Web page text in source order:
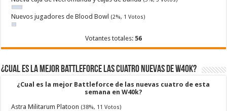
Nuevos jugadores de Blood Bowl (2%, 1 Votos)
Votantes totales: 56
¿Cual es la mejor Battleforce las cuatro nuevas de W40k?
¿Cual es la mejor Battleforce de las nuevas cuatro de esta
semana en W40k?
Astra Militarum Platoon (38%, 11 Votos)